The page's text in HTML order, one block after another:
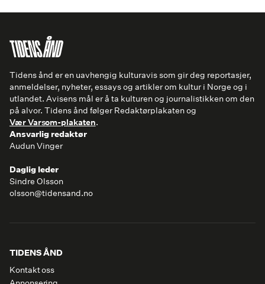
Tidens ånd er en uavhengig kulturavis som gir deg reportasjer,
anmeldelser, nyheter, essays og artikler om kultur i Norge og i
utlandet. Avisens mål er å ta kulturen og journalistikken om den
på alvor. Tidens ånd følger Redaktørplakaten og
Vær Varsom-plakaten.
Ansvarlig redaktør
Audun Vinger
Daglig leder
Sindre Olsson
olsson@tidensand.no
TIDENS ÅND
Kontakt oss